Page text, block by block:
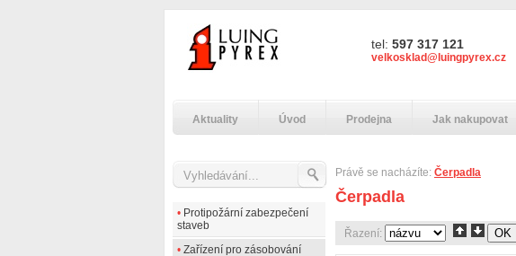
tel: 597 317 121
velkosklad@luingpyrex.cz
Aktuality Úvod Prodejna Jak nakupovat
• Protipožární zabezpečení
staveb
• Zařízení pro zásobování
Právě se nacházíte: Čerpadla
Čerpadla
Řazení: